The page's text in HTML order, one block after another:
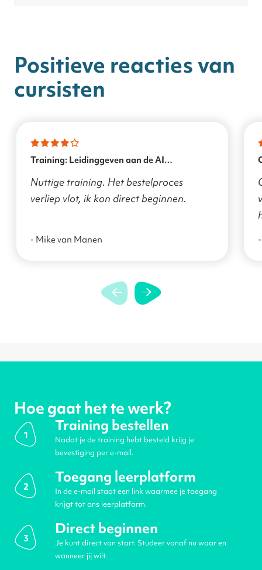
Positieve reacties van
cursisten
Training: Leidinggeven aan de AI
Nuttige training. Het bestelproces
verliep vlot, ik kon direct beginnen.
- Mike van Manen
Hoe gaat het te werk?
1
Training bestellen
Nadat je de training hebt besteld krijg je
bevestiging per e-mail.
2
Toegang leerplatform
In de e-mail staat een link waarmee je toegang
krijgt tot ons leerplatform.
3
Direct beginnen
Je kunt direct van start. Studeer vanaf nu waar en
wanneer jij wilt.